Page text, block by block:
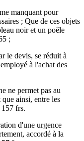
manquant pour
; Que de ces objets
noir et un poêle
;
le devis, se réduit à
à l'achat des
ne permet pas au
ainsi, entre les
157 frs.
d'une urgence
accordé à la